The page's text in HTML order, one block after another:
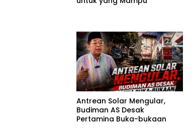
Antrean Solar Mengular,
Budiman AS Desak
Pertamina Buka-bukaan